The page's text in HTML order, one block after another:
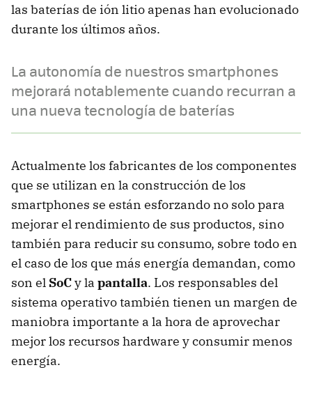
las baterías de ión litio apenas han evolucionado
durante los últimos años.
La autonomía de nuestros smartphones
mejorará notablemente cuando recurran a
una nueva tecnología de baterías
Actualmente los fabricantes de los componentes
que se utilizan en la construcción de los
smartphones se están esforzando no solo para
mejorar el rendimiento de sus productos, sino
también para reducir su consumo, sobre todo en
el caso de los que más energía demandan, como
son el SoCy la pantalla. Los responsables del
sistema operativo también tienen un margen de
maniobra importante a la hora de aprovechar
mejor los recursos hardware y consumir menos
energía.